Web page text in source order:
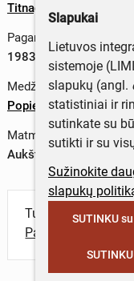
Titnagas
Pagaminimo data
1983 m.
Medžiagos
Popierius
Matmenys
Aukštis x plotis – 83,6
Turite daugiau
Parašykite mums!
Slapukai
Lietuvos
sistemoje
slapukų (angl.
statistiniai ir
sutinkate su
sutikti ir su
Sužinokite
slapukų
SUTINKU